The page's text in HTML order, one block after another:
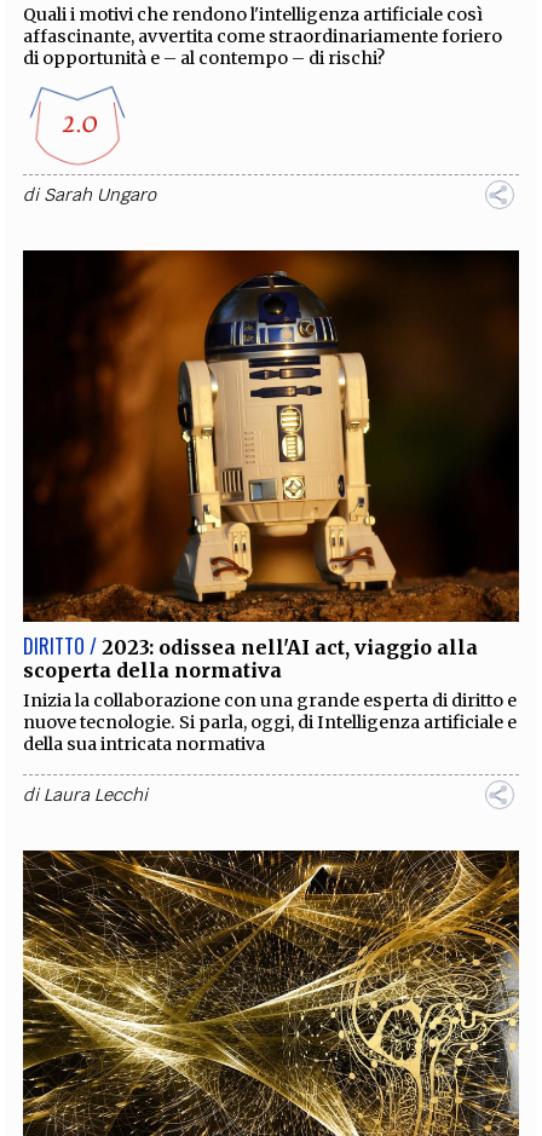
Quali i motivi che rendono l'intelligenza artificiale così
affascinante, avvertita come straordinariamente foriero
di opportunità e – al contempo – di rischi?
diSarah Ungaro
DIRITTO / 2023: odissea nell'AI act, viaggio alla
scoperta della normativa
Inizia la collaborazione con una grande esperta di diritto e
nuove tecnologie. Si parla, oggi, di Intelligenza artificiale e
della sua intricata normativa
diLaura Lecchi